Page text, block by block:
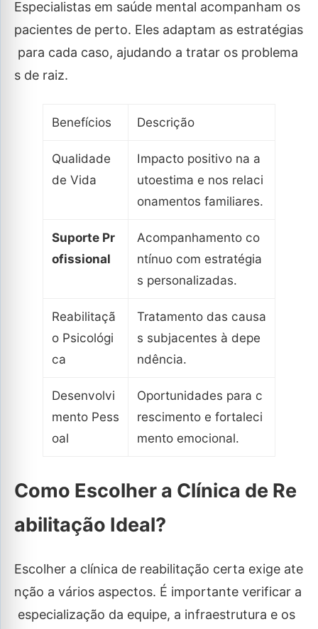
Especialistas em saúde mental acompanham os
pacientes de perto. Eles adaptam as estratégias
para cada caso, ajudando a tratar os problema
s de raiz.
Benefícios Descrição
Qualidade
de Vida
Impacto positivo na a
utoestima e nos relaci
onamentos familiares.
Suporte Pr
ofissional
Acompanhamento co
ntínuo com estratégia
s personalizadas.
Reabilitaçã
o Psicológi
ca
Tratamento das causa
s subjacentes à depe
ndência.
Desenvolvi
mento Pess
oal
Oportunidades para c
rescimento e fortaleci
mento emocional.
Como Escolher a Clínica de Re
abilitação Ideal?
Escolher a clínica de reabilitação certa exige ate
nção a vários aspectos. É importante verificar a
especialização da equipe, a infraestrutura e os